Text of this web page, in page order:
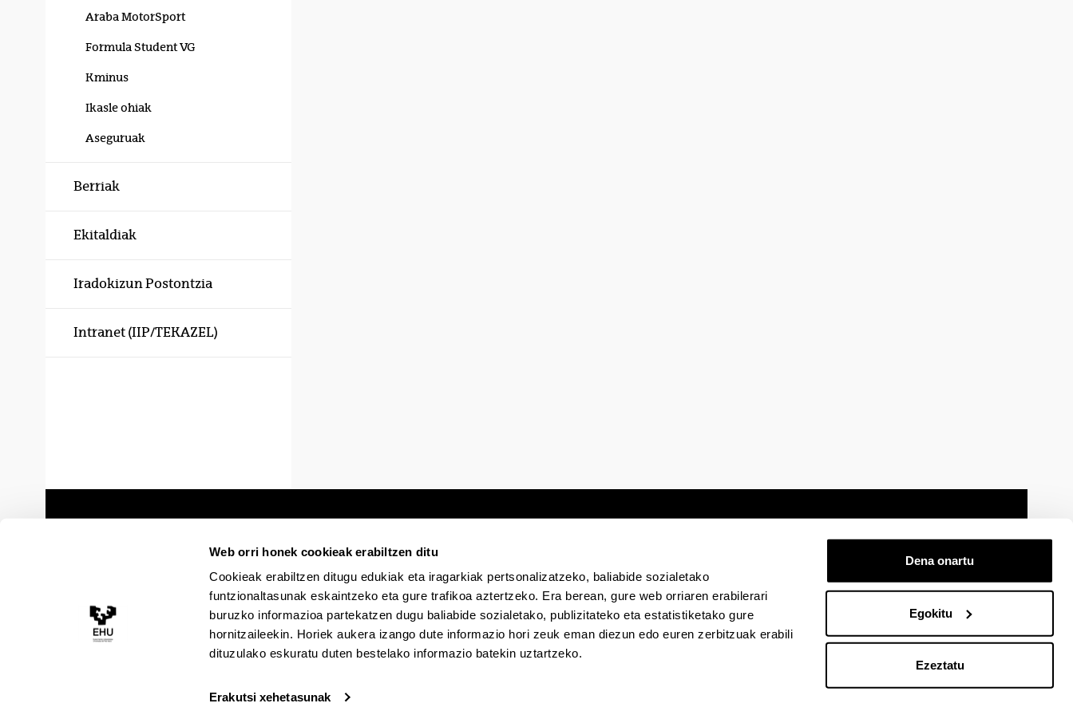
Web orri honek cookieak erabiltzen ditu
Cookieak erabiltzen ditugu edukiak eta iragarkiak pertsonalizatzeko, baliabide sozialetako
funtzionaltasunak eskaintzeko eta gure trafikoa aztertzeko. Era berean, gure web orriaren erabilerari
buruzko informazioa partekatzen dugu baliabide sozialetako, publizitateko eta estatistiketako gure
hornitzaileekin. Horiek aukera izango dute informazio hori zeuk eman diezun edo euren zerbitzuak erabili
dituzulako eskuratu duten bestelako informazio batekin uztartzeko.
Erakutsi xehetasunak
Dena onartu
Egokitu
Ezeztatu
Araba MotorSport
Formula Student VG
Kminus
Ikasle ohiak
Aseguruak
Berriak
Ekitaldiak
Iradokizun Postontzia
Intranet (IIP/TEKAZEL)
Egoitza elektronikoa Irisgarritasuna Lege oharra Laguntza Kontaktua
EHU Tiktok-enEHU Bluesky-nEHU Facebook-enEHU Linkedin-enEHU Instagram-enEHU Youtube-enEHU Vimeo-enEHU Flickr-en